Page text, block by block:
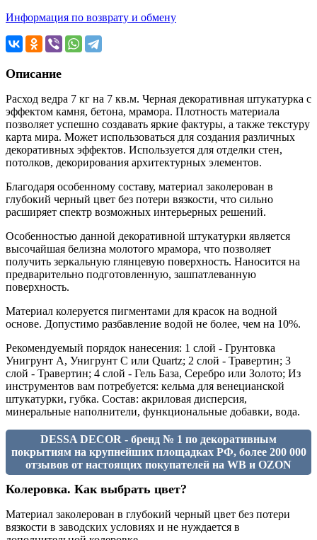
Информация по возврату и обмену
Описание
Расход ведра 7 кг на 7 кв.м. Черная декоративная штукатурка с
эффектом камня, бетона, мрамора. Плотность материала
позволяет успешно создавать яркие фактуры, а также текстуру
карта мира. Может использоваться для создания различных
декоративных эффектов. Используется для отделки стен,
потолков, декорирования архитектурных элементов.
Благодаря особенному составу, материал заколерован в
глубокий черный цвет без потери вязкости, что сильно
расширяет спектр возможных интерьерных решений.
Особенностью данной декоративной штукатурки является
высочайшая белизна молотого мрамора, что позволяет
получить зеркальную глянцевую поверхность. Наносится на
предварительно подготовленную, зашпатлеванную
поверхность.
Материал колеруется пигментами для красок на водной
основе. Допустимо разбавление водой не более, чем на 10%.
Рекомендуемый порядок нанесения: 1 слой - Грунтовка
Унигрунт А, Унигрунт С или Quartz; 2 слой - Травертин; 3
слой - Травертин; 4 слой - Гель База, Серебро или Золото; Из
инструментов вам потребуется: кельма для венецианской
штукатурки, губка. Состав: акриловая дисперсия,
минеральные наполнители, функциональные добавки, вода.
DESSA DECOR - бренд № 1 по декоративным
покрытиям на крупнейших площадках РФ, более 200 000
отзывов от настоящих покупателей на WB и OZON
Колеровка. Как выбрать цвет?
Материал заколерован в глубокий черный цвет без потери
вязкости в заводских условиях и не нуждается в